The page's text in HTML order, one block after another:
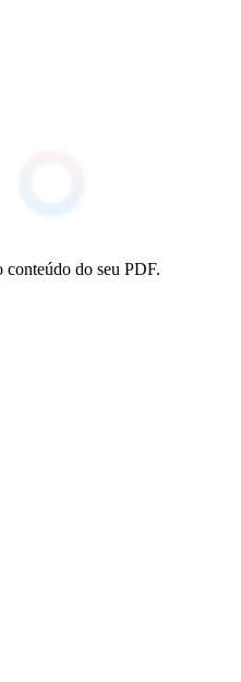
conteúdo do seu PDF.